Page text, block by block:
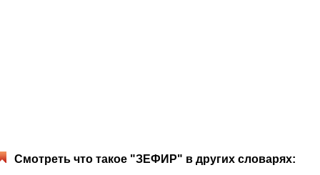
Смотреть что такое "ЗЕФИР" в других словарях: